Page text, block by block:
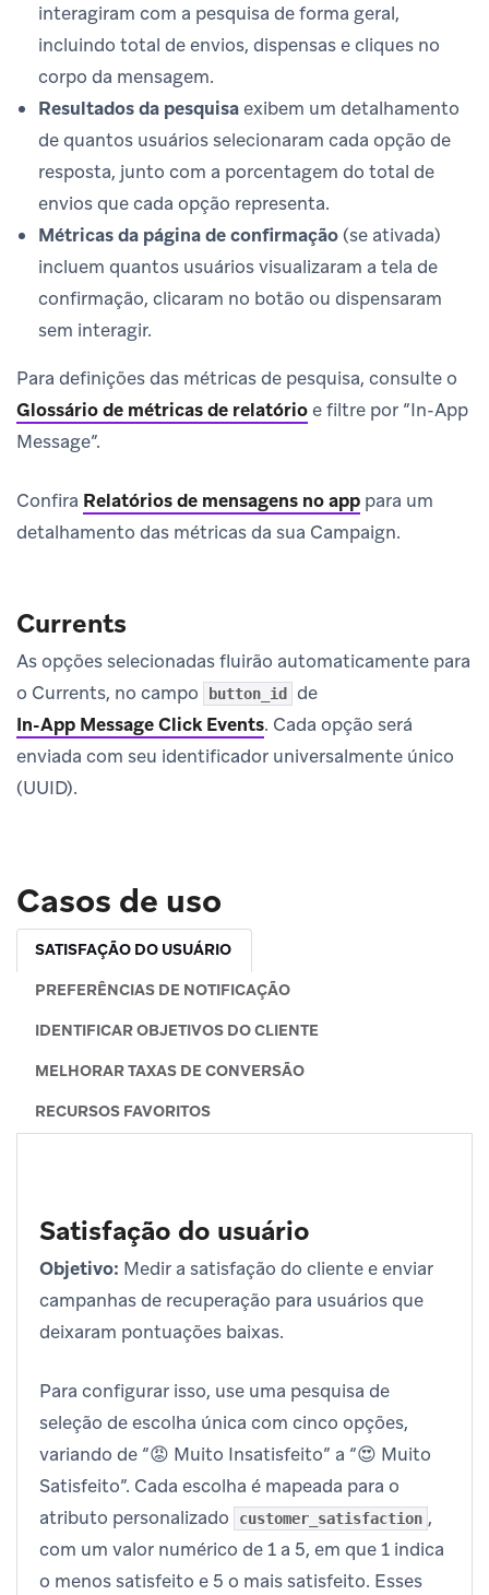
interagiram com a pesquisa de forma geral,
incluindo total de envios, dispensas e cliques no
corpo da mensagem.
Resultados da pesquisaexibem um detalhamento
de quantos usuários selecionaram cada opção de
resposta, junto com a porcentagem do total de
envios que cada opção representa.
Métricas da página de confirmação(se ativada)
incluem quantos usuários visualizaram a tela de
confirmação, clicaram no botão ou dispensaram
sem interagir.
Para definições das métricas de pesquisa, consulte o
Glossário de métricas de relatórioe filtre por “In-App
Message”.
Confira Relatórios de mensagens no app para um
detalhamento das métricas da sua Campaign.
Currents
As opções selecionadas fluirão automaticamente para
o Currents, no campo
button_id
de
In-App Message Click Events. Cada opção será
enviada com seu identificador universalmente único
(UUID).
Casos de uso
SATISFAÇÃO DO USUÁRIO
PREFERÊNCIAS DE NOTIFICAÇÃO
IDENTIFICAR OBJETIVOS DO CLIENTE
MELHORAR TAXAS DE CONVERSÃO
RECURSOS FAVORITOS
Satisfação do usuário
Objetivo: Medir a satisfação do cliente e enviar
campanhas de recuperação para usuários que
deixaram pontuações baixas.
Para configurar isso, use uma pesquisa de
seleção de escolha única com cinco opções,
variando de “😡 Muito Insatisfeito” a “😍 Muito
Satisfeito”. Cada escolha é mapeada para o
atributo personalizado
customer_satisfaction ,
com um valor numérico de 1 a 5, em que 1 indica
o menos satisfeito e 5 o mais satisfeito. Esses